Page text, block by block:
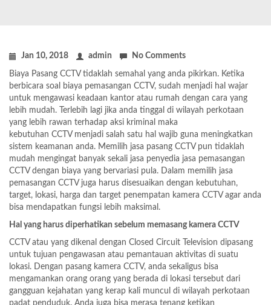
Jan 10, 2018 admin No Comments
Biaya Pasang CCTV tidaklah semahal yang anda pikirkan. Ketika
berbicara soal biaya pemasangan CCTV, sudah menjadi hal wajar
untuk mengawasi keadaan kantor atau rumah dengan cara yang
lebih mudah. Terlebih lagi jika anda tinggal di wilayah perkotaan
yang lebih rawan terhadap aksi kriminal maka
kebutuhan CCTV menjadi salah satu hal wajib guna meningkatkan
sistem keamanan anda. Memilih jasa pasang CCTV pun tidaklah
mudah mengingat banyak sekali jasa penyedia jasa pemasangan
CCTV dengan biaya yang bervariasi pula. Dalam memilih jasa
pemasangan CCTV juga harus disesuaikan dengan kebutuhan,
target, lokasi, harga dan target penempatan kamera CCTV agar anda
bisa mendapatkan fungsi lebih maksimal.
Hal yang harus diperhatikan sebelum memasang kamera CCTV
CCTV atau yang dikenal dengan Closed Circuit Television dipasang
untuk tujuan pengawasan atau pemantauan aktivitas di suatu
lokasi. Dengan pasang kamera CCTV, anda sekaligus bisa
mengamankan orang orang yang berada di lokasi tersebut dari
gangguan kejahatan yang kerap kali muncul di wilayah perkotaan
padat penduduk. Anda juga bisa merasa tenang ketikan